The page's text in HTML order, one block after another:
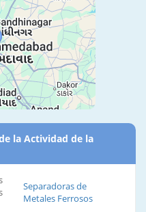
la Actividad de la
Separadoras de
Metales Ferrosos